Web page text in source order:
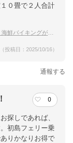
０畳で２人合計
べられる宿のおすすめは？
投稿日：2025/10/16）
通報する
0
探しであれば、
初島フェリー乗
りかなりお得で